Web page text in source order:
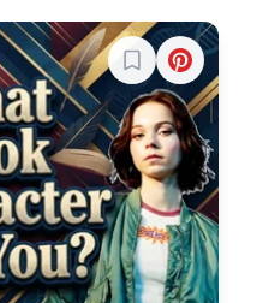
Connectez-